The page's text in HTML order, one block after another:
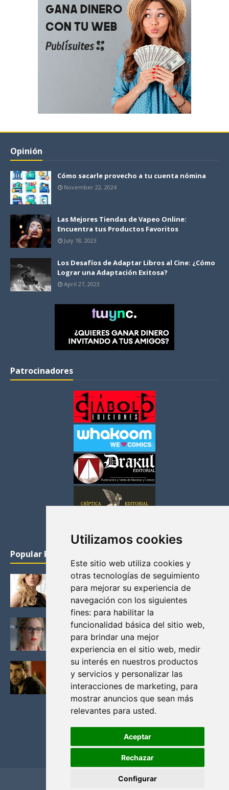
Utilizamos cookies
Este sitio web utiliza cookies y
otras tecnologías de seguimiento
para mejorar su experiencia de
navegación con los siguientes
fines: para habilitar la
funcionalidad básica del sitio web,
para brindar una mejor
experiencia en el sitio web, medir
su interés en nuestros productos
y servicios y personalizar las
interacciones de marketing, para
mostrar anuncios que sean más
relevantes para usted.
Aceptar
Rechazar
Configurar
Opinión
Cómo sacarle provecho a tu cuenta nómina
November 22, 2024
Las Mejores Tiendas de Vapeo Online:
Encuentra tus Productos Favoritos
July 18, 2023
Los Desafíos de Adaptar Libros al Cine: ¿Cómo
Lograr una Adaptación Exitosa?
April 27, 2023
Patrocinadores
Popular Posts
KATHERYN WINNICK: LA ACTRIZ MAS GUAPA DE
VIKINGOS
Junio 14, 2013
FELICITY (EMILY BETT RICKARDS), LAS FOTOS
Noviembre 30, 2013
BLACK MIRROR: TODA TU HISTORIA. EPISODIO 3.
LA CRITICA
Mayo 17, 2012
Privacidad y cookies Contacto